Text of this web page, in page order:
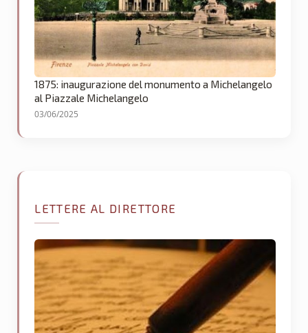
1875: inaugurazione del monumento a Michelangelo
al Piazzale Michelangelo
03/06/2025
LETTERE AL DIRETTORE